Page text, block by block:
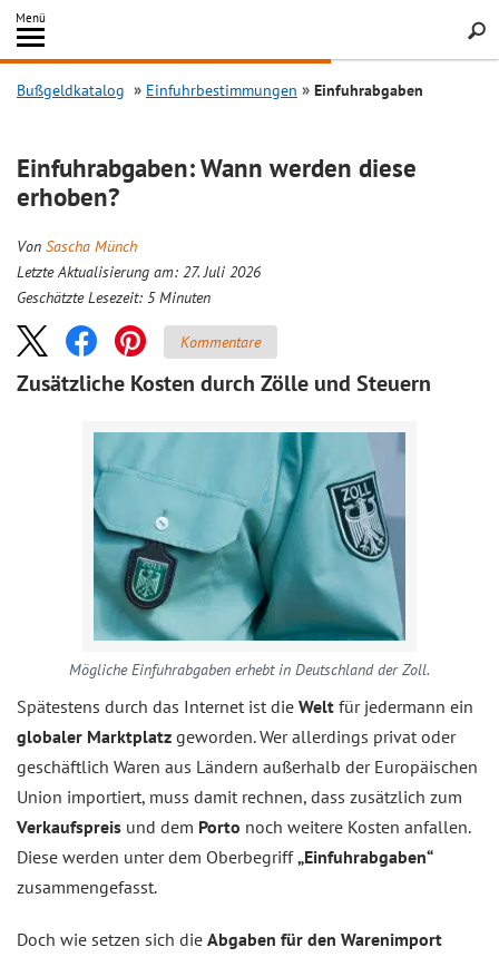
Inhalt
springen
Menü
Search
Bußgeldkatalog Einfuhrbestimmungen Einfuhrabgaben
Einfuhrabgaben: Wann werden diese
erhoben?
Von Sascha Münch
Letzte Aktualisierung am: 27. Juli 2026
Geschätzte Lesezeit: 5 Minuten
Kommentare
Zusätzliche Kosten durch Zölle und Steuern
Mögliche Einfuhrabgaben erhebt in Deutschland der Zoll.
Spätestens durch das Internet ist die Welt für jedermann ein
globaler Marktplatz geworden. Wer allerdings privat oder
geschäftlich Waren aus Ländern außerhalb der Europäischen
Union importiert, muss damit rechnen, dass zusätzlich zum
Verkaufspreis und dem Porto noch weitere Kosten anfallen.
Diese werden unter dem Oberbegriff„Einfuhrabgaben“
zusammengefasst.
Doch wie setzen sich die Abgaben für den Warenimport